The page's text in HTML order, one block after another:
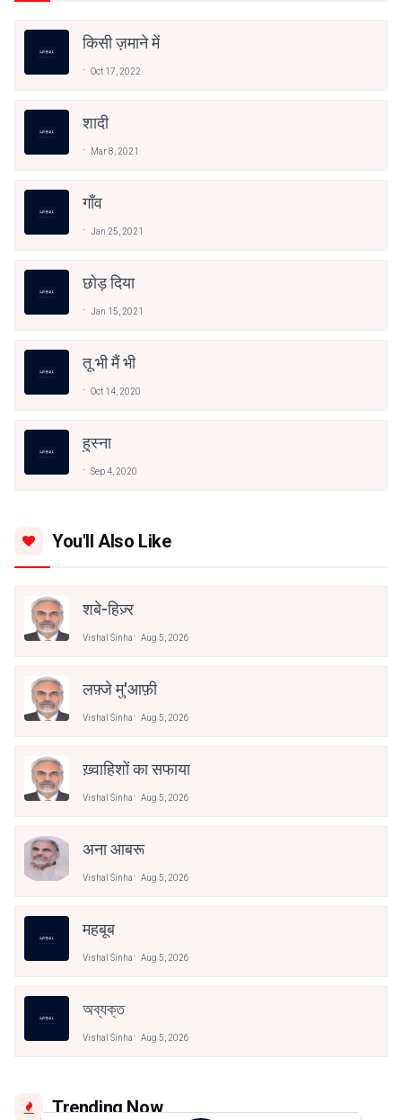
किसी ज़माने में
Oct 17, 2022
शादी
Mar 8, 2021
गाँव
Jan 25, 2021
छोड़ दिया
Jan 15, 2021
तू भी मैं भी
Oct 14, 2020
हुस्ना
Sep 4, 2020
You'll Also Like
शबे-हिज़्र
Vishal Sinha Aug 5, 2026
लफ़्जे मु'आफ़ी
Vishal Sinha Aug 5, 2026
ख़्वाहिशों का सफाया
Vishal Sinha Aug 5, 2026
अना आबरू
Vishal Sinha Aug 5, 2026
महबूब
Vishal Sinha Aug 5, 2026
অব্যক্ত
Vishal Sinha Aug 5, 2026
Trending Now